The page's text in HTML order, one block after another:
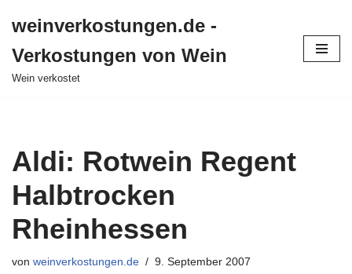
Inhalt
springen
weinverkostungen.de -
Verkostungen von Wein
Wein verkostet
Aldi: Rotwein Regent
Halbtrocken
Rheinhessen
von weinverkostungen.de 9. September 2007